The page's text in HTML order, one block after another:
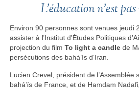
L’éducation n’est
Environ 90 personnes sont venues jeudi
assister à l’Institut d’Études Politiques
projection du film To light a candle de
persécutions des bahá’ís d’Iran.
Lucien Crevel, président de l’Assemblée
bahá’ís de France, et de Hamdam